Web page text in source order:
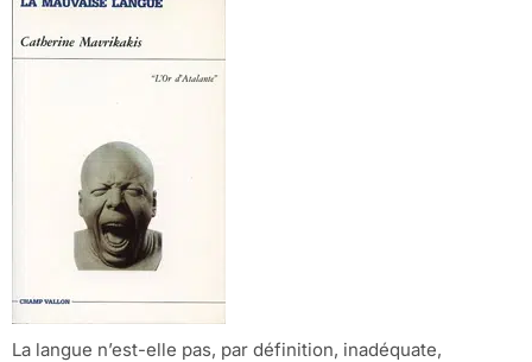
La langue n’est-elle pas, par définition, inadéquate,